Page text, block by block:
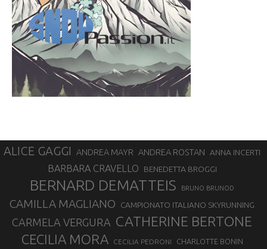
ALICE GAGGI ANDREA MAYR ANDREA ROSTAN ANNA INCERTI
BARBARA CRAVELLO BENEDETTA BROGGI
BERNARD DEMATTEIS BRUNO BRUNOD
CAMILLA MAGLIANO CAMPIONATO ITALIANO SKYRUNNING
CARMELA VERGURA CATHERINE BERTONE
CECILIA MORA CECILIA PEDRONI CHARLOTTE BONIN